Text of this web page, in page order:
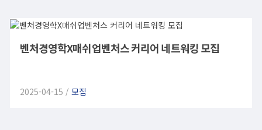
벤처경영학X매쉬업벤처스 커리어 네트워킹 모집
2025-04-15 / 모집